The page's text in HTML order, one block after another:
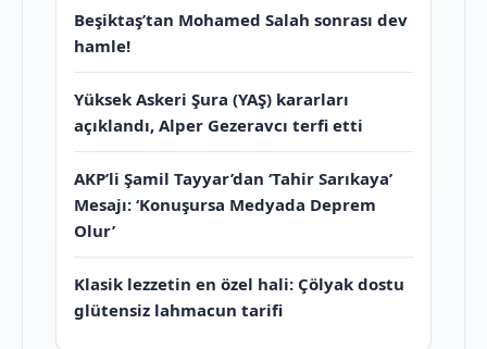
Beşiktaş’tan Mohamed Salah sonrası dev
hamle!
Yüksek Askeri Şura (YAŞ) kararları
açıklandı, Alper Gezeravcı terfi etti
AKP’li Şamil Tayyar’dan ‘Tahir Sarıkaya’
Mesajı: ‘Konuşursa Medyada Deprem
Olur’
Klasik lezzetin en özel hali: Çölyak dostu
glütensiz lahmacun tarifi